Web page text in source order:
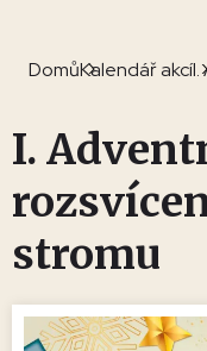
DomůKalendář akcí
I.
stromu